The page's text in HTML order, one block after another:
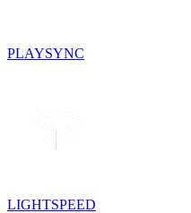
PLAYSYNC
LIGHTSPEED